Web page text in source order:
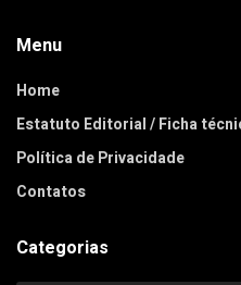
Menu
Home
Estatuto Editorial / Ficha
Política de Privacidade
Contatos
Categorias